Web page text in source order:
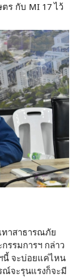
ร กับ MI 17 ไว้
าสาธารณภัย
รรมการฯ กล่าว
นี้ จะบ่อยแค่ไหน
จะรุนแรงก็จะมี